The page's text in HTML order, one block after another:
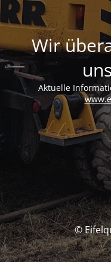
Wir
Aktuelle
©